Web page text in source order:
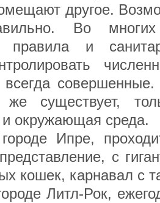
другое.
Во
правила и
же существует,
окружающая среда.
Ипре,
с
кошек, карнавал с
Литл-Рок,